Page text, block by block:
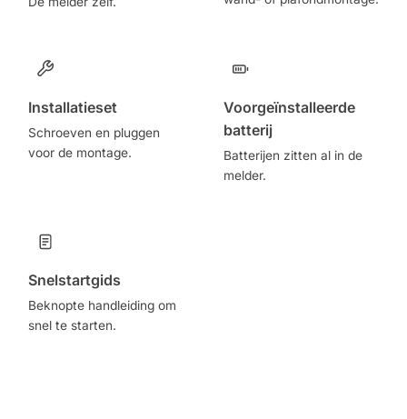
Installatieset
Schroeven en pluggen
voor de montage.
Voorgeïnstalleerde
batterij
Batterijen zitten al in de
melder.
Snelstartgids
Beknopte handleiding om
snel te starten.